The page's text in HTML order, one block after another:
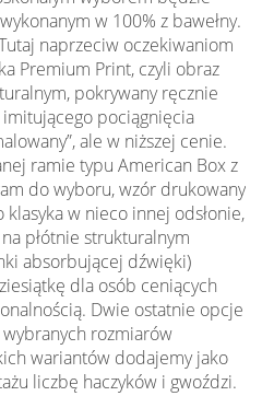
w 100% z bawełny.
naprzeciw oczekiwaniom
Premium Print, czyli obraz
pokrywany ręcznie
pociągnięcia
ale w niższej cenie.
ramie typu American Box z
do wyboru, wzór drukowany
w nieco innej odsłonie,
płótnie strukturalnym
absorbującej dźwięki)
dla osób ceniących
Dwie ostatnie opcje
rozmiarów
wariantów dodajemy jako
liczbę haczyków i gwoździ.